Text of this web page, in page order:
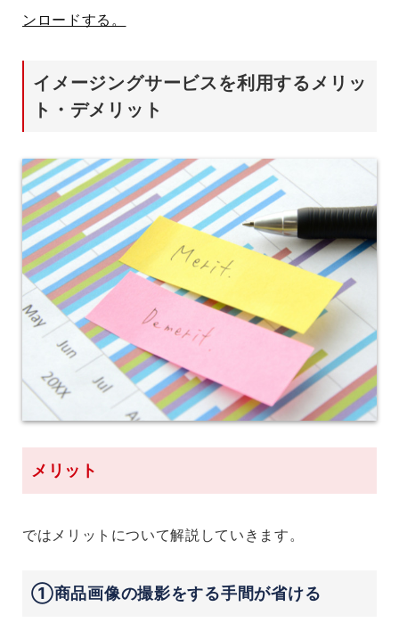
ンロードする。
イメージングサービスを利用するメリッ
ト・デメリット
メリット
ではメリットについて解説していきます。
①商品画像の撮影をする手間が省ける